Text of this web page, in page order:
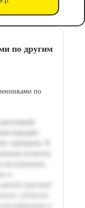
по другим
по